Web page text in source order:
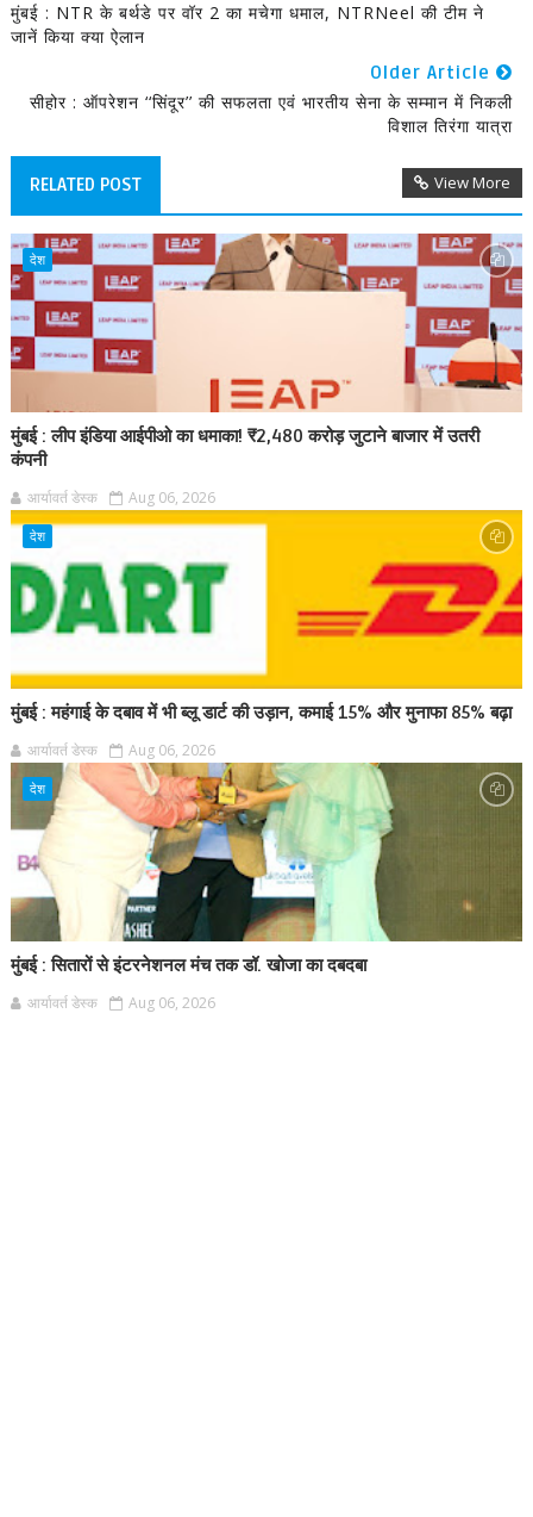
मुंबई : NTR के बर्थडे पर वॉर 2 का मचेगा धमाल, NTRNeel की टीम ने
जानें किया क्या ऐलान
Older Article
सीहोर : ऑपरेशन ‘‘सिंदूर’’ की सफलता एवं भारतीय सेना के सम्मान में निकली
विशाल तिरंगा यात्रा
RELATED POST View More
देश
मुंबई : लीप इंडिया आईपीओ का धमाका! ₹2,480 करोड़ जुटाने बाजार में उतरी
कंपनी
आर्यावर्त डेस्क Aug 06, 2026
देश
मुंबई : महंगाई के दबाव में भी ब्लू डार्ट की उड़ान, कमाई 15% और मुनाफा 85% बढ़ा
आर्यावर्त डेस्क Aug 06, 2026
देश
मुंबई : सितारों से इंटरनेशनल मंच तक डॉ. खोजा का दबदबा
आर्यावर्त डेस्क Aug 06, 2026